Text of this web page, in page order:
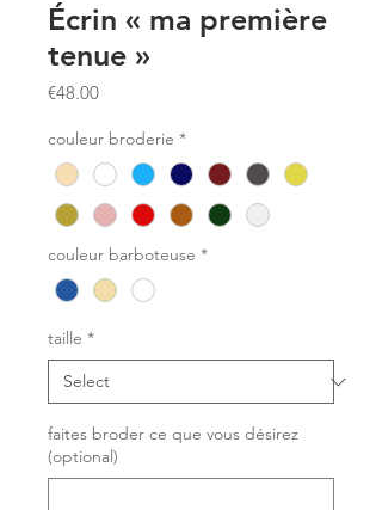
Écrin « ma première
tenue »
€48.00Price
couleur broderie *
couleur barboteuse *
taille *
faites broder ce que vous désirez
(optional)